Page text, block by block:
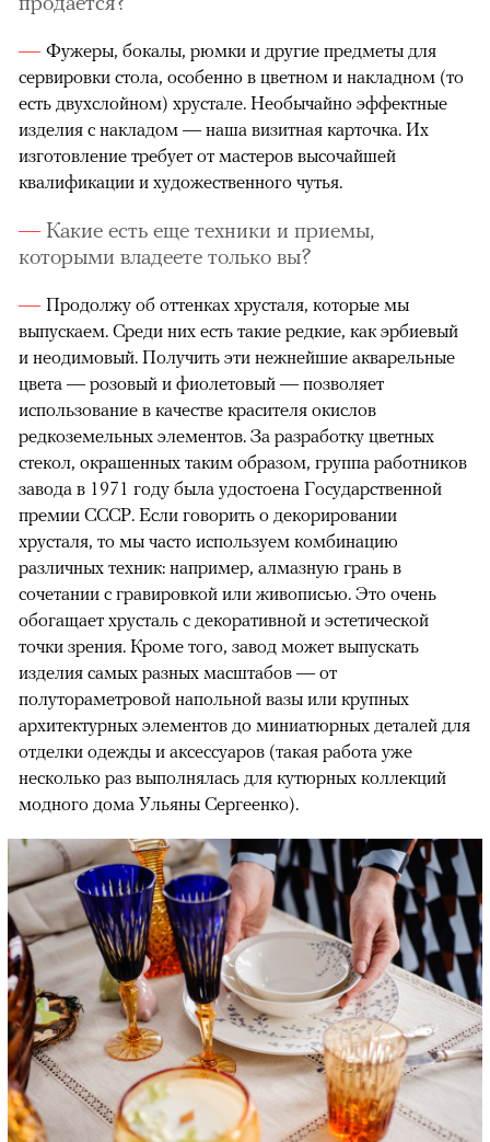
Фужеры, бокалы, рюмки и другие предметы для
сервировки стола, особенно в цветном и накладном (то
есть двухслойном) хрустале. Необычайно эффектные
изделия с накладом — наша визитная карточка. Их
изготовление требует от мастеров высочайшей
квалификации и художественного чутья.
Какие есть еще техники и приемы,
которыми владеете только вы?
Продолжу об оттенках хрусталя, которые мы
выпускаем. Среди них есть такие редкие, как эрбиевый
и неодимовый. Получить эти нежнейшие акварельные
цвета — розовый и фиолетовый — позволяет
использование в качестве красителя окислов
редкоземельных элементов. За разработку цветных
стекол, окрашенных таким образом, группа работников
завода в 1971 году была удостоена Государственной
премии СССР. Если говорить о декорировании
хрусталя, то мы часто используем комбинацию
различных техник: например, алмазную грань в
сочетании с гравировкой или живописью. Это очень
обогащает хрусталь с декоративной и эстетической
точки зрения. Кроме того, завод может выпускать
изделия самых разных масштабов — от
полутораметровой напольной вазы или крупных
архитектурных элементов до миниатюрных деталей для
отделки одежды и аксессуаров (такая работа уже
несколько раз выполнялась для кутюрных коллекций
модного дома Ульяны Сергеенко).